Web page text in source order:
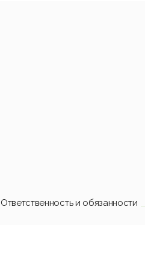
Ответственность и обязанности